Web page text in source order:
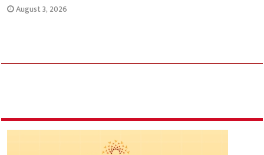
August 3, 2026